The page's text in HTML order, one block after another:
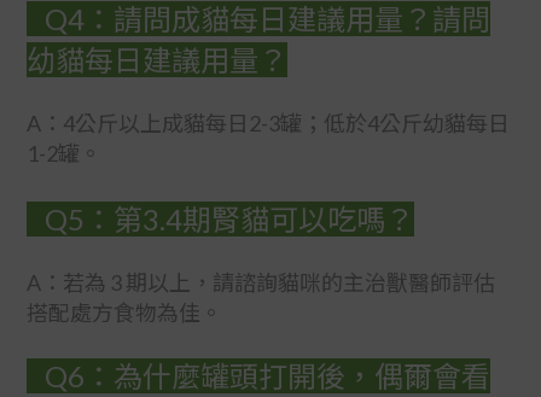
Q4：請問成貓每日建議用量？請問
幼貓每日建議用量？
A：4公斤以上成貓每日2-3罐；低於4公斤幼貓每日
1-2罐。
Q5：第3.4期腎貓可以吃嗎？
A：若為 3 期以上，請諮詢貓咪的主治獸醫師評估
搭配處方食物為佳。
Q6：為什麼罐頭打開後，偶爾會看